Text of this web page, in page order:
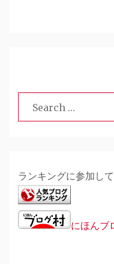
Search
for:
ランキングに参加し
にほんブ